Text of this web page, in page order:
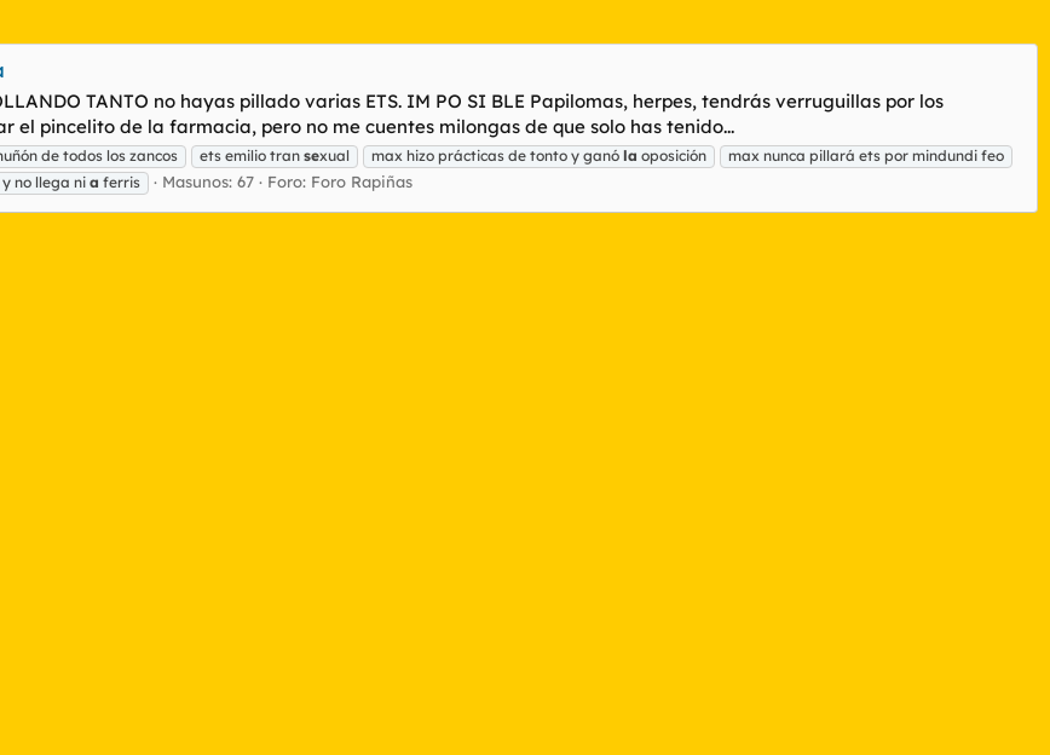
TANTO no hayas pillado varias ETS. IM PO SI BLE Papilomas, herpes, tendrás verruguillas por los
el pincelito de la farmacia, pero no me cuentes milongas de que solo has tenido...
de todos los zancos ets emilio tran sexual max hizo prácticas de tonto y ganó la oposición
max nunca pillará ets por mindundi feo
no llega ni a ferris Masunos: 67 Foro: Foro Rapiñas